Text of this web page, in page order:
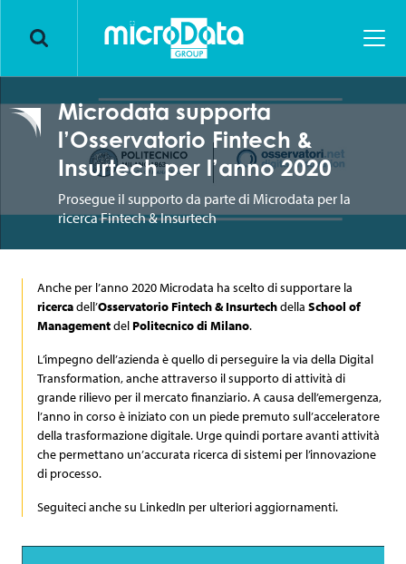
Markets
Insurance
Banking & Finance
Consumer loan
Energy & Utilities
Industry & Pharma
Solutions
Business Process Outsourcing
Back office dedicato
Contact Center & Customer Care
Archiviazione digitale in Private Cloud
Conservazione digitale
Archiviazione fisica
e-Fatture b2b
Innovation
Younique by Microdata
YOUlink by Microdata®
Assets
Mission
Microdata Network
Cyber Security & Data protection Strategy
Codice Etico
Human
Welfare Program
HR Stories
Sponsorship
News
Events
Newspaper
Comunicati stampa
Articoli
Video
Contatti
Lavora con noi
Blog
Microdata supporta
l’Osservatorio Fintech &
Insurtech per l’anno 2020
Prosegue il supporto da parte di Microdata per la
ricerca Fintech & Insurtech
Anche per l’anno 2020 Microdata ha scelto di supportare la
ricercadell’Osservatorio Fintech & Insurtechdella School of
Managementdel Politecnico di Milano.
L’impegno dell’azienda è quello di perseguire la via della Digital
Transformation, anche attraverso il supporto di attività di
grande rilievo per il mercato finanziario. A causa dell’emergenza,
l’anno in corso è iniziato con un piede premuto sull’acceleratore
della trasformazione digitale. Urge quindi portare avanti attività
che permettano un’accurata ricerca di sistemi per l’innovazione
di processo.
Seguiteci anche su LinkedIn per ulteriori aggiornamenti.